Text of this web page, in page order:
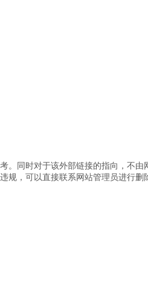
。同时对于该外部链接的指向，不
，可以直接联系网站管理员进行删